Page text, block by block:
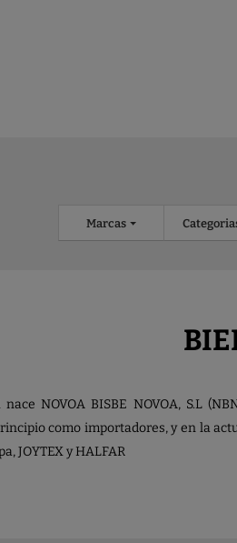
Marcas
nace NOVOA BISBE NOVOA, S.L
como importadores, y en la
JOYTEX y HALFAR